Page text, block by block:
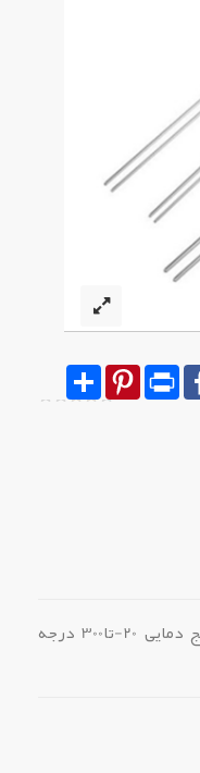
SharePinterest Print
کپسول سنسور pt100 (فیلمی)/ رنج دمایی 20-تا300 درجه